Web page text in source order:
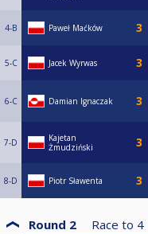
4-B Paweł Maćków
5-C Jacek Wyrwas
6-C Damian Ignaczak
7-D
Kajetan
Żmudziński
8-D Piotr Sławenta
Round 2 Race to 4